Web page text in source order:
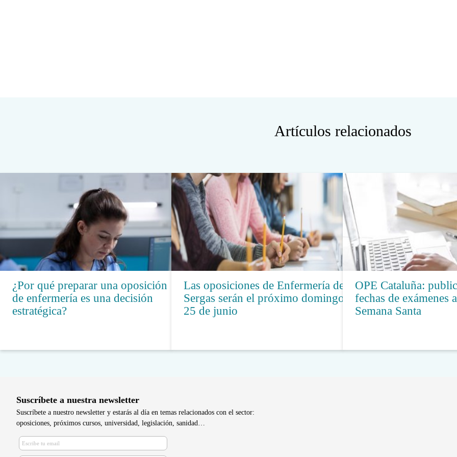
Artículos relacionados
¿Por qué preparar una oposición
de enfermería es una decisión
estratégica?
Las oposiciones de Enfermería del
Sergas serán el próximo domingo
25 de junio
OPE Cataluña:
fechas de exámenes
Semana Santa
Suscríbete a nuestra newsletter
Suscríbete a nuestro newsletter y estarás al día en temas relacionados con el sector:
oposiciones, próximos cursos, universidad, legislación, sanidad…